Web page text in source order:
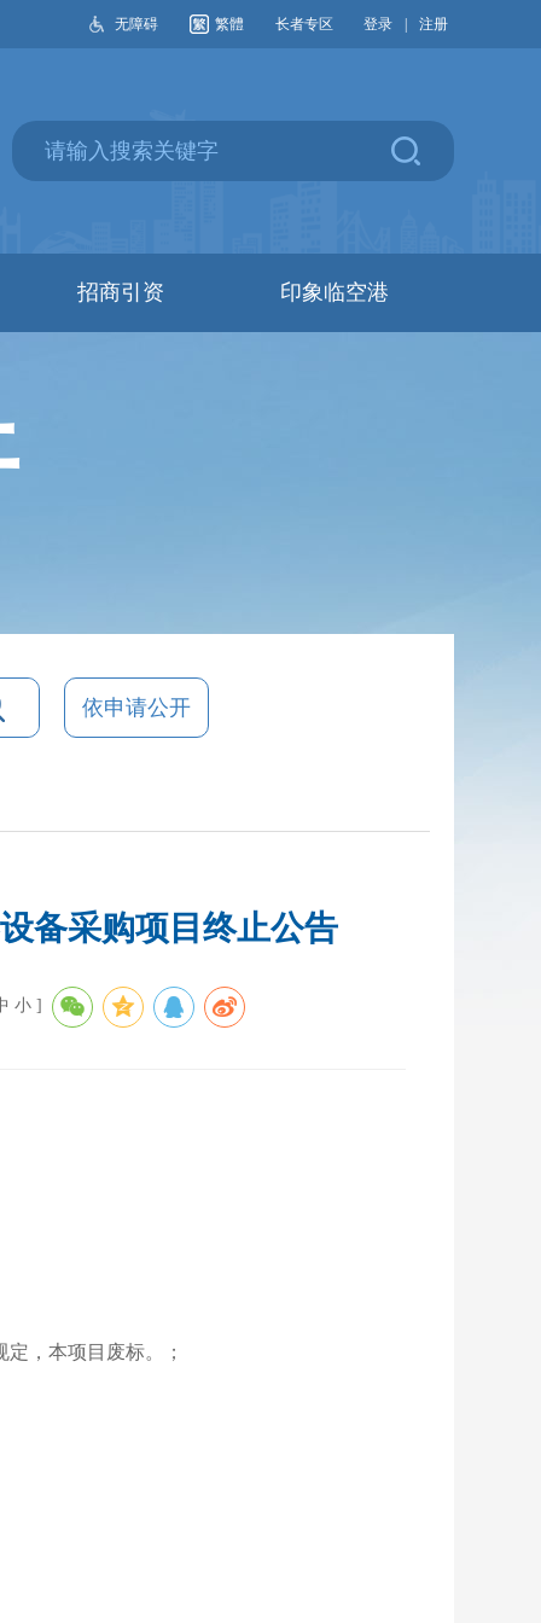
无障碍 繁體 长者专区 登录 注册
招商引资 印象临空港
依申请公开
备采购项目终止公告
小]
，本项目废标。；